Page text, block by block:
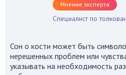
Мнение эксперта
Специалист по
Сон о кости может быть
нерешенных проблем или
указывать на необходимость